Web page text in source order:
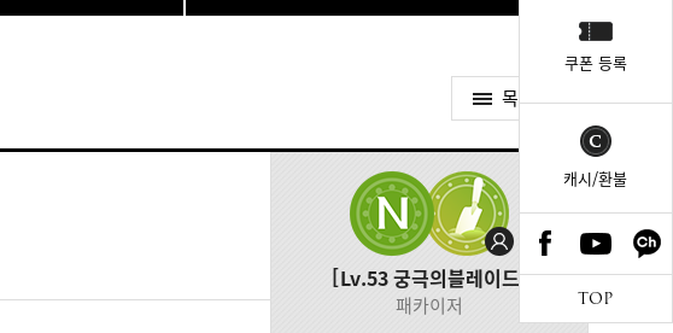
목록가기
Lv.53궁극의블레이드
패카이저
쿠폰 등록
캐시/환불
TOP